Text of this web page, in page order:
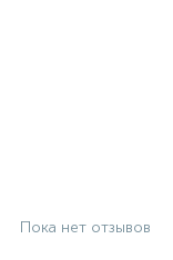
Пока нет отзывов